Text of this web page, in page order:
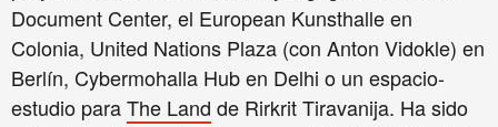
Document Center, el European Kunsthalle en
Colonia, United Nations Plaza (con Anton Vidokle) en
Berlín, Cybermohalla Hub en Delhi o un espacio-
estudio paraThe Land de Rirkrit Tiravanija. Ha sido